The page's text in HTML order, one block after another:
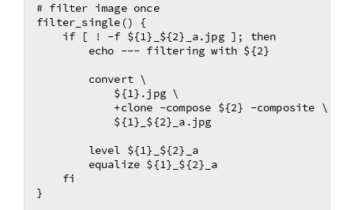
# filter image once
filter_single() {
    if [ ! -f ${1}_${2}_a.jpg ]; then
        echo --- filtering with ${2}
        convert \
            ${1}.jpg \
            +clone -compose ${2} -composite \
            ${1}_${2}_a.jpg
        level ${1}_${2}_a
        equalize ${1}_${2}_a
    fi
}